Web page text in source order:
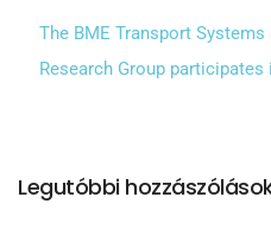
The BME Transport
Research Group participates
Legutóbbi